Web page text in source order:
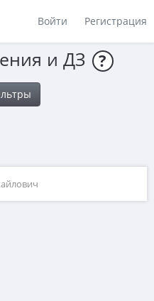
Войти Регистрация
и ДЗ ?